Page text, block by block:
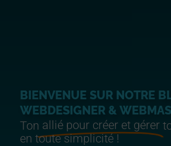
BIENVENUE SUR NOTRE
WEBDESIGNER &
Ton allié pour créer et gérer
en toute simplicité !